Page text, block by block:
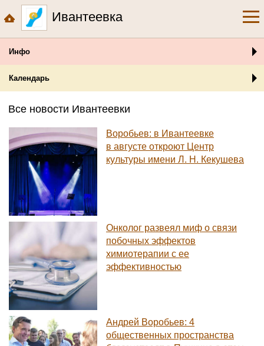
Ивантеевка
Инфо
Календарь
Все новости Ивантеевки
Воробьев: в Ивантеевке
в августе откроют Центр
культуры имени Л. Н. Кекушева
Онколог развеял миф о связи
побочных эффектов
химиотерапии с ее
эффективностью
Андрей Воробьев: 4
общественных пространства